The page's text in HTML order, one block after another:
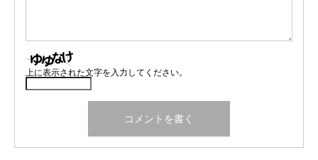
上に表示された文字を入力してください。